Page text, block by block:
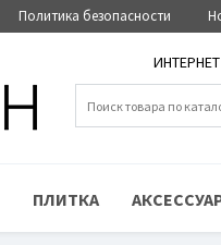
Политика безопасности
ПЛИТКА